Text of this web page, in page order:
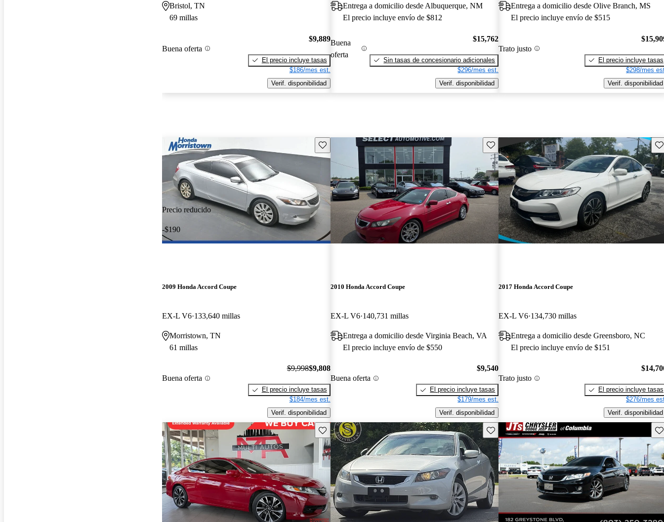
Bristol, TN
69 millas
Buena oferta
$9,889
El precio incluye tasas
$186/mes est.
Verif. disponibilidad
Entrega a domicilio desde Albuquerque, NM
El precio incluye envío de $812
Buena
oferta
$15,762
Sin tasas de concesionario adicionales
$296/mes est.
Verif. disponibilidad
Entrega a domicilio desde Olive Branch, MS
El precio incluye envío de $515
Trato justo
El precio incluye tasas
$298/mes
Verif. disponibilidad
Precio reducido
-$190
Guarda este Aviso
2009 Honda Accord Coupe
EX-L V6 133,640 millas
Morristown, TN
61 millas
Buena oferta
$9,998$9,808
El precio incluye tasas
$184/mes est.
Verif. disponibilidad
Guarda este Aviso
2010 Honda Accord Coupe
EX-L V6 140,731 millas
Entrega a domicilio desde Virginia Beach, VA
El precio incluye envío de $550
Buena oferta
$9,540
El precio incluye tasas
$179/mes est.
Verif. disponibilidad
2017 Honda Accord Coupe
EX-L V6 134,730 millas
Entrega a domicilio desde Greensboro, NC
El precio incluye envío de $151
Trato justo
El precio incluye tasas
$276/mes
Verif. disponibilidad
Guarda este Aviso Guarda este Aviso